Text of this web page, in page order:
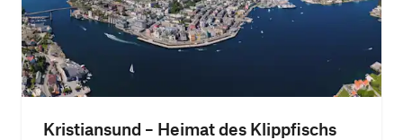
Kristiansund – Heimat des Klippfischs